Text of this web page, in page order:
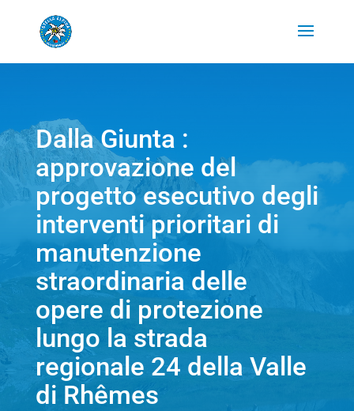
Dalla Giunta :
approvazione del
progetto esecutivo degli
interventi prioritari di
manutenzione
straordinaria delle
opere di protezione
lungo la strada
regionale 24 della Valle
di Rhêmes